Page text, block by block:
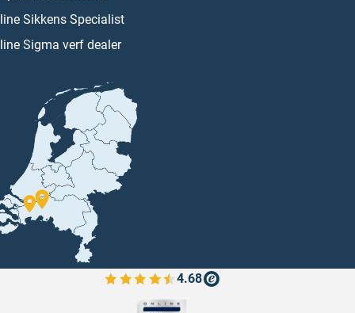
Sikkens Specialist
Sigma verf dealer
4.68
Bekijk de verfplaza beoordelingen